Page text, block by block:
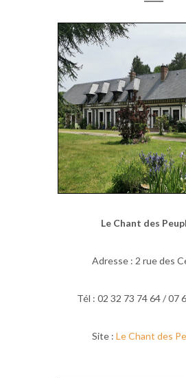
Le Chant des
Adresse : 2 rue des
Tél : 02 32 73 74 64 / 07
Site : Le Chant des